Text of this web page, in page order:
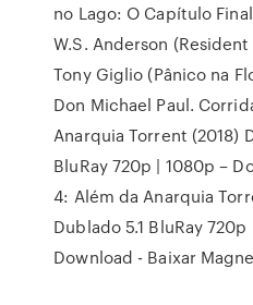
no Lago: O Capítulo
W.S. Anderson
Tony Giglio (Pânico na
Don Michael Paul.
Anarquia Torrent (2018)
BluRay 720p | 1080p –
4: Além da Anarquia
Dublado 5.1 BluRay
Download - Baixar